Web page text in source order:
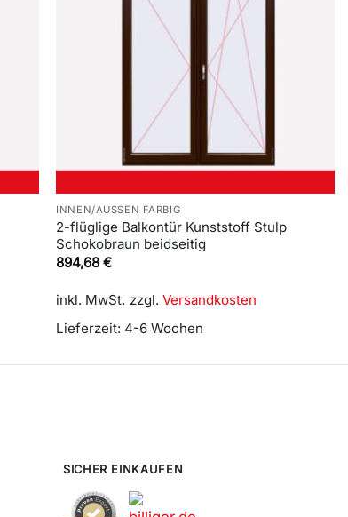
INNEN/AUSSEN FARBIG
2-flüglige Balkontür Kunststoff Stulp
Schokobraun beidseitig
894,68€
inkl. MwSt. zzgl.Versandkosten
Lieferzeit: 4-6 Wochen
SICHER EINKAUFEN